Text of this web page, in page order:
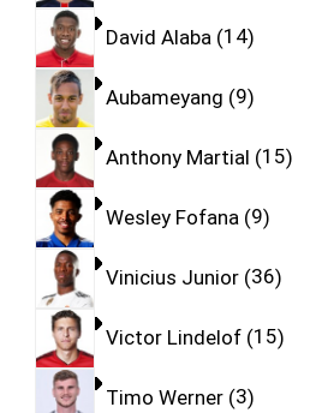
David Alaba 14
Aubameyang 9
Anthony Martial 15
Wesley Fofana 9
Vinicius Junior 36
Victor Lindelof 15
Timo Werner 3